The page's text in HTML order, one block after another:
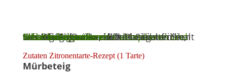
Sie sehen gerade einen Platzhalterinhalt vonYouTube
. Um auf den eigentlichen Inhalt zuzugreifen, klicken Sie auf die Schaltfläche unten. Bitte beachten Sie, dass dabei Daten an Drittanbieter weitergegeben werden.
Mehr Informationen
Inhalt entsperren
Erforderlichen Service akzeptieren und Inhalte entsperren
Zutaten Zitronentarte-Rezept (1 Tarte)
Mürbeteig